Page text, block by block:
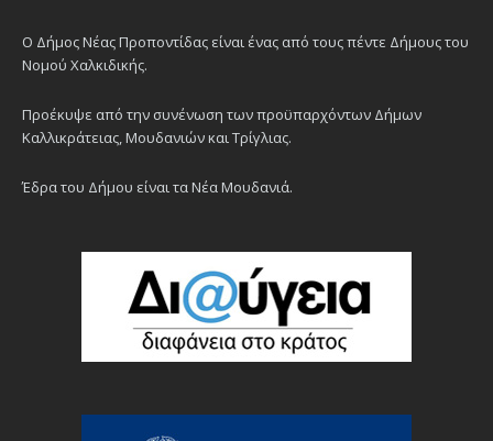
Ο Δήμος Νέας Προποντίδας είναι ένας από τους πέντε Δήμους του
Νομού Χαλκιδικής.
Προέκυψε από την συνένωση των προϋπαρχόντων Δήμων
Καλλικράτειας, Μουδανιών και Τρίγλιας.
Έδρα του Δήμου είναι τα Νέα Μουδανιά.